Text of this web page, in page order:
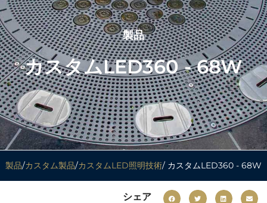
製品
カスタムLED360 - 68W
製品/カスタム製品/カスタムLED照明技術/ カスタムLED360 - 68W
シェア